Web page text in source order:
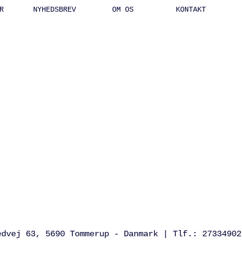
NYHEDSBREV OM OS KONTAKT
63, 5690 Tommerup - Danmark | Tlf.: 27334902